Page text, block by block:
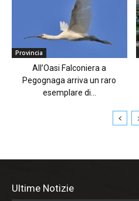
Provincia
All’Oasi Falconiera a
Pegognaga arriva un raro
esemplare di...
Ultime Notizie